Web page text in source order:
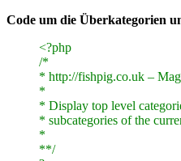
Code um die Überkategorien
<?php
/*
* http://fishpig.co.uk –
*
* Display top level
* subcategories of the
*
**/